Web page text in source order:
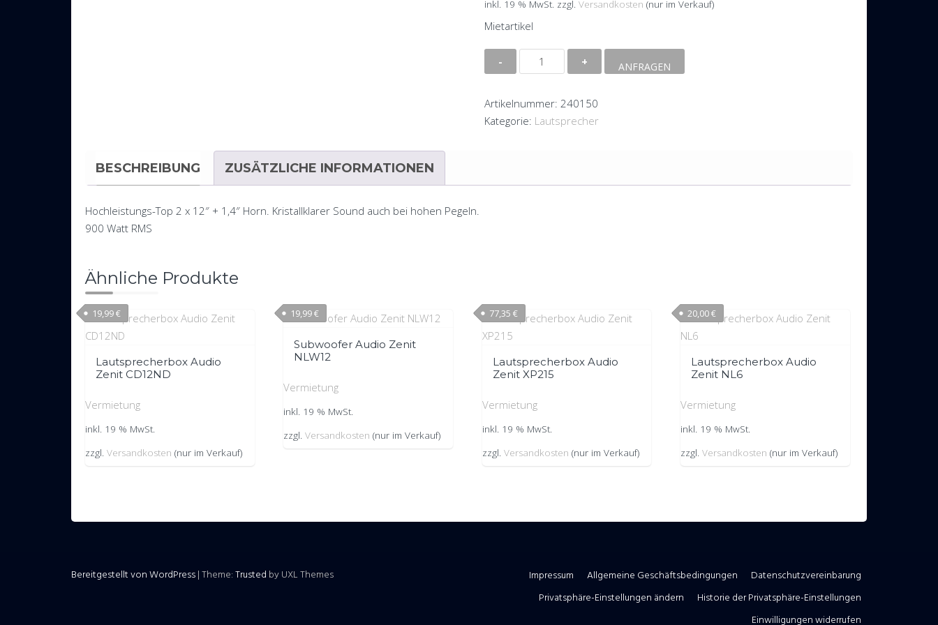
inkl. 19 % MwSt. zzgl. Versandkosten (nur im Verkauf)
Mietartikel
Lautsprecherbox
Audio
ND212
Menge
ANFRAGEN
Artikelnummer: 240150
Kategorie: Lautsprecher
BESCHREIBUNG ZUSÄTZLICHE INFORMATIONEN
Hochleistungs-Top 2 x 12″ + 1,4″ Horn. Kristallklarer Sound auch bei hohen Pegeln.
900 Watt RMS
Ähnliche Produkte
Lautsprecherbox Audio
Zenit CD12ND
19,99€
Vermietung
inkl. 19 % MwSt.
zzgl. Versandkosten (nur im Verkauf)
Subwoofer Audio Zenit
NLW12
19,99€
Vermietung
inkl. 19 % MwSt.
zzgl.Versandkosten (nur im Verkauf)
Lautsprecherbox Audio
Zenit XP215
77,35 €
Vermietung
inkl. 19 % MwSt.
zzgl. Versandkosten (nur im Verkauf)
Lautsprecherbox Audio
Zenit NL6
20,00€
Vermietung
inkl. 19 % MwSt.
zzgl.Versandkosten (nur im Verkauf)
Bereitgestellt von WordPress|Theme:Trusted by UXL Themes Impressum Allgemeine Geschäftsbedingungen
Datenschutzvereinbarung
Privatsphäre-Einstellungen ändern
Historie der Privatsphäre-Einstellungen
Einwilligungen widerrufen